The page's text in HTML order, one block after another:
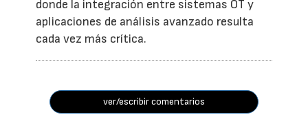
donde la integración entre sistemas OT y
aplicaciones de análisis avanzado resulta
cada vez más crítica.
ver/escribir comentarios